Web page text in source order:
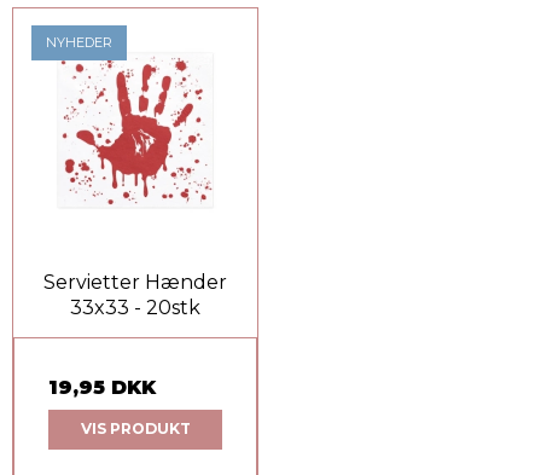
NYHEDER
Servietter Hænder
33x33 - 20stk
19,95 DKK
VIS PRODUKT